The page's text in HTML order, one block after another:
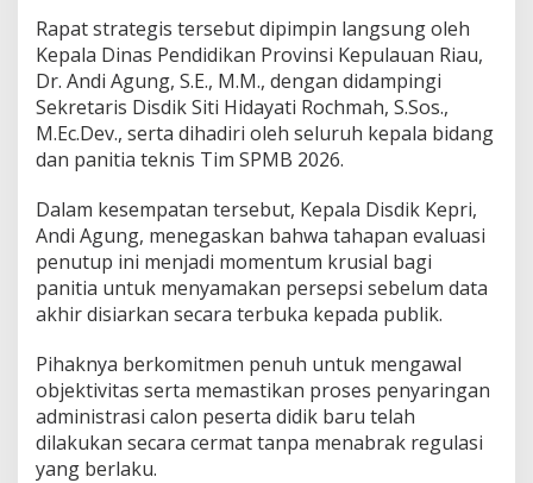
r
i
G
e
l
a
r
a
p
a
t
K
o
d
i
n
a
Rapat strategis tersebut dipimpin langsung oleh
Kepala Dinas Pendidikan Provinsi Kepulauan Riau,
Dr. Andi Agung, S.E., M.M., dengan didampingi
Sekretaris Disdik Siti Hidayati Rochmah, S.Sos.,
M.Ec.Dev., serta dihadiri oleh seluruh kepala bidang
dan panitia teknis Tim SPMB 2026.
Dalam kesempatan tersebut, Kepala Disdik Kepri,
Andi Agung, menegaskan bahwa tahapan evaluasi
penutup ini menjadi momentum krusial bagi
panitia untuk menyamakan persepsi sebelum data
akhir disiarkan secara terbuka kepada publik.
Pihaknya berkomitmen penuh untuk mengawal
objektivitas serta memastikan proses penyaringan
administrasi calon peserta didik baru telah
dilakukan secara cermat tanpa menabrak regulasi
yang berlaku.